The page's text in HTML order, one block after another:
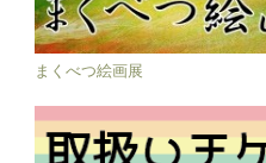
まくべつ絵画展